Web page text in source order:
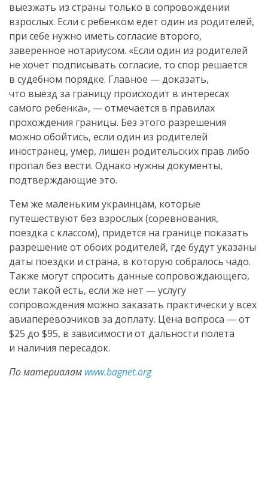
выезжать из страны только в сопровождении
взрослых. Если с ребенком едет один из родителей,
при себе нужно иметь согласие второго,
заверенное нотариусом. «Если один из родителей
не хочет подписывать согласие, то спор решается
в судебном порядке. Главное — доказать,
что выезд за границу происходит в интересах
самого ребенка», — отмечается в правилах
прохождения границы. Без этого разрешения
можно обойтись, если один из родителей
иностранец, умер, лишен родительских прав либо
пропал без вести. Однако нужны документы,
подтверждающие это.
Тем же маленьким украинцам, которые
путешествуют без взрослых (соревнования,
поездка с классом), придется на границе показать
разрешение от обоих родителей, где будут указаны
даты поездки и страна, в которую собралось чадо.
Также могут спросить данные сопровождающего,
если такой есть, если же нет — услугу
сопровождения можно заказать практически у всех
авиаперевозчиков за доплату. Цена вопроса — от
$25 до $95, в зависимости от дальности полета
и наличия пересадок.
По материалам www.bagnet.org